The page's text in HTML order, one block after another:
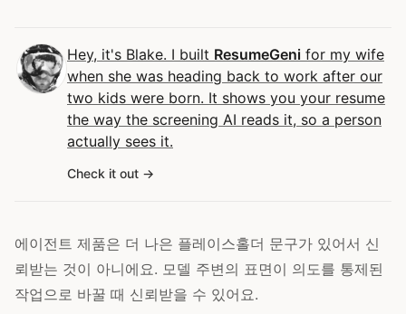
Hey, it's Blake. I built ResumeGeni for my wife
when she was heading back to work after our
two kids were born. It shows you your resume
the way the screening AI reads it, so a person
actually sees it.
Check it out
에이전트 제품은 더 나은 플레이스홀더 문구가 있어서 신
뢰받는 것이 아니에요. 모델 주변의 표면이 의도를 통제된
작업으로 바꿀 때 신뢰받을 수 있어요.